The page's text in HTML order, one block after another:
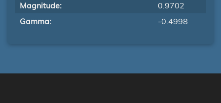
Magnitude:
0.9702
Gamma:
-0.4998